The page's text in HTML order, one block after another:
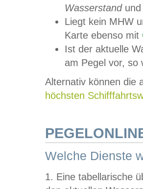
Wasserstandund
Liegt kein MHW
Karte ebenso mit
Ist der aktuelle
am Pegel vor,
Alternativ können die
höchsten
Welche Dienste
1. Eine tabellarische